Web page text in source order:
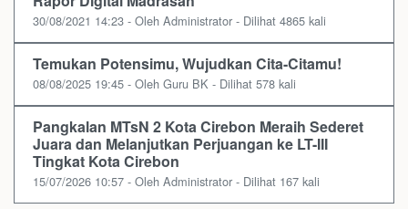
30/08/2021 14:23 - Oleh Administrator - Dilihat 4865 kali
Temukan Potensimu, Wujudkan Cita-Citamu!
08/08/2025 19:45 - Oleh Guru BK - Dilihat 578 kali
Pangkalan MTsN 2 Kota Cirebon Meraih Sederet
Juara dan Melanjutkan Perjuangan ke LT-III
Tingkat Kota Cirebon
15/07/2026 10:57 - Oleh Administrator - Dilihat 167 kali